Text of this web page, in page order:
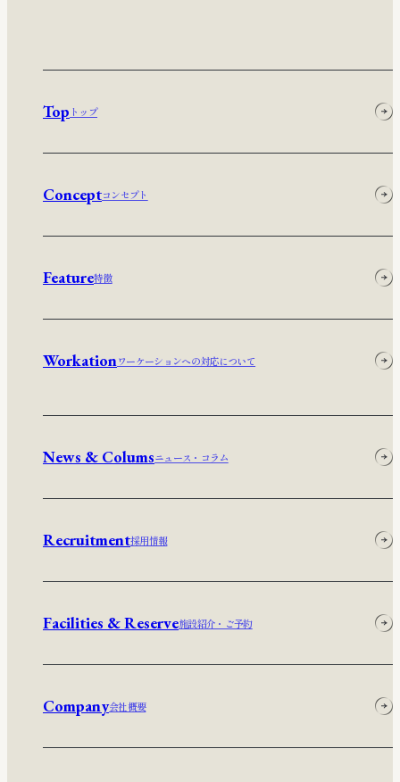
Top トップ
Conceptコンセプト
Feature特徴
Workationワーケーションへの対応について
News & Columsニュース・コラム
Recruitment採用情報
Facilities & Reserve施設紹介・ご予約
Company会社概要